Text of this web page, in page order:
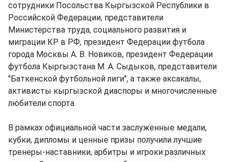
сотрудники Посольства Кыргызской Республики в
Российской Федерации, представители
Министерства труда, социального развития и
миграции КР в РФ, президент Федерации футбола
города Москвы А. В. Новиков, президент Федерации
футбола Кыргызстана М. А. Сыдыков, представители
"Баткенской футбольной лиги", а также аксакалы,
активисты кыргызской диаспоры и многочисленные
любители спорта.
В рамках официальной части заслуженные медали,
кубки, дипломы и ценные призы получили лучшие
тренеры-наставники, арбитры и игроки различных